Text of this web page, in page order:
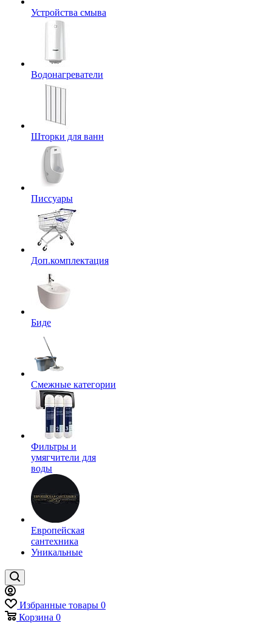
Устройства смыва
Водонагреватели
Шторки для ванн
Писсуары
Доп.комплектация
Биде
Смежные категории
Фильтры и
умягчители для
воды
Европейская
сантехника
Уникальные
Избранные товары 0
Корзина 0